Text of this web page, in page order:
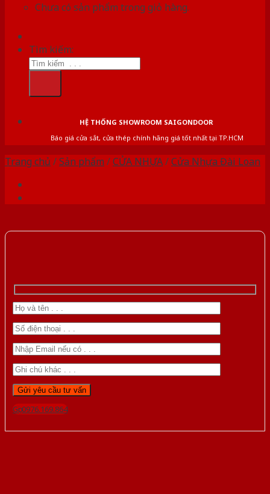
Chưa có sản phẩm trong giỏ hàng.
Tìm kiếm:
HỆ THỐNG SHOWROOM SAIGONDOOR
Báo giá cửa sắt, cửa thép chính hãng giá tốt nhất tại TP.HCM
Trang chủ /Sản phẩm /CỬA NHỰA/Cửa Nhựa Đài Loan
Gọi 0976.169.864